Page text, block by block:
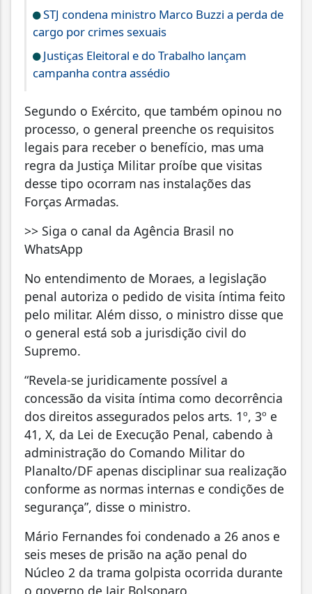
STJ condena ministro Marco Buzzi a perda de
cargo por crimes sexuais
Justiças Eleitoral e do Trabalho lançam
campanha contra assédio
Segundo o Exército, que também opinou no
processo, o general preenche os requisitos
legais para receber o benefício, mas uma
regra da Justiça Militar proíbe que visitas
desse tipo ocorram nas instalações das
Forças Armadas.
>> Siga o canal da Agência Brasil no
WhatsApp
No entendimento de Moraes, a legislação
penal autoriza o pedido de visita íntima feito
pelo militar. Além disso, o ministro disse que
o general está sob a jurisdição civil do
Supremo.
“Revela-se juridicamente possível a
concessão da visita íntima como decorrência
dos direitos assegurados pelos arts. 1º, 3º e
41, X, da Lei de Execução Penal, cabendo à
administração do Comando Militar do
Planalto/DF apenas disciplinar sua realização
conforme as normas internas e condições de
segurança”, disse o ministro.
Mário Fernandes foi condenado a 26 anos e
seis meses de prisão na ação penal do
Núcleo 2 da trama golpista ocorrida durante
o governo de Jair Bolsonaro.